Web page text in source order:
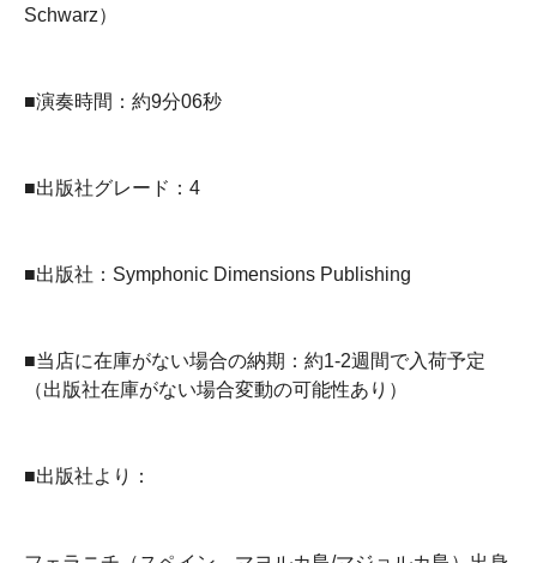
Schwarz）
■演奏時間：約9分06秒
■出版社グレード：4
■出版社：Symphonic Dimensions Publishing
■当店に在庫がない場合の納期：約1-2週間で入荷予定
（出版社在庫がない場合変動の可能性あり）
■出版社より：